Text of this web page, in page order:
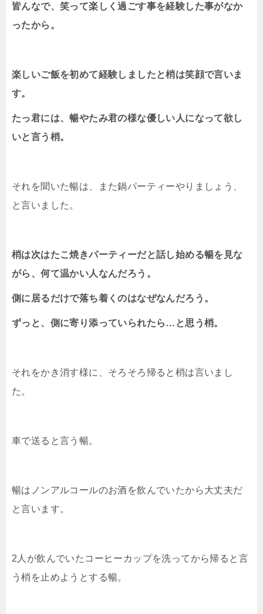
皆んなで、笑って楽しく過ごす事を経験した事がなか
ったから。
楽しいご飯を初めて経験しましたと梢は笑顔で言いま
す。
たっ君には、暢やたみ君の様な優しい人になって欲し
いと言う梢。
それを聞いた暢は、また鍋パーティーやりましょう、
と言いました。
梢は次はたこ焼きパーティーだと話し始める暢を見な
がら、何て温かい人なんだろう。
側に居るだけで落ち着くのはなぜなんだろう。
ずっと、側に寄り添っていられたら…と思う梢。
それをかき消す様に、そろそろ帰ると梢は言いまし
た。
車で送ると言う暢。
暢はノンアルコールのお酒を飲んでいたから大丈夫だ
と言います。
2人が飲んでいたコーヒーカップを洗ってから帰ると言
う梢を止めようとする暢。